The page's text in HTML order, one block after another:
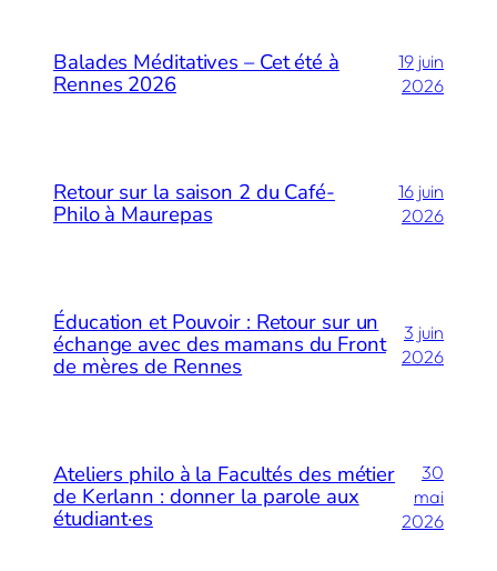
Balades Méditatives – Cet été à
Rennes 2026
19 juin
2026
Retour sur la saison 2 du Café-
Philo à Maurepas
16 juin
2026
Éducation et Pouvoir : Retour sur un
échange avec des mamans du Front
de mères de Rennes
3 juin
2026
Ateliers philo à la Facultés des métier
de Kerlann : donner la parole aux
étudiant·es
30
mai
2026